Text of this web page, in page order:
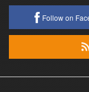
Follow on